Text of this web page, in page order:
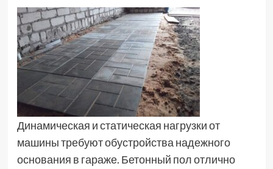
Динамическая и статическая нагрузки от
машины требуют обустройства надежного
основания в гараже. Бетонный пол отлично